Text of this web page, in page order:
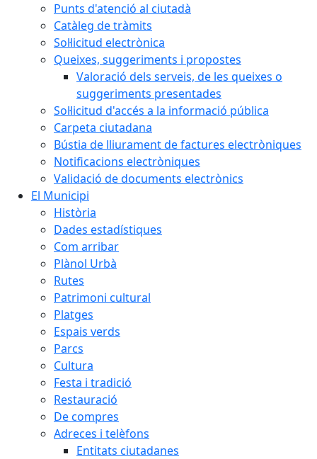
Punts d'atenció al ciutadà
Catàleg de tràmits
Sol·licitud electrònica
Queixes, suggeriments i propostes
Valoració dels serveis, de les queixes o
suggeriments presentades
Sol·licitud d'accés a la informació pública
Carpeta ciutadana
Bústia de lliurament de factures electròniques
Notificacions electròniques
Validació de documents electrònics
El Municipi
Història
Dades estadístiques
Com arribar
Plànol Urbà
Rutes
Patrimoni cultural
Platges
Espais verds
Parcs
Cultura
Festa i tradició
Restauració
De compres
Adreces i telèfons
Entitats ciutadanes